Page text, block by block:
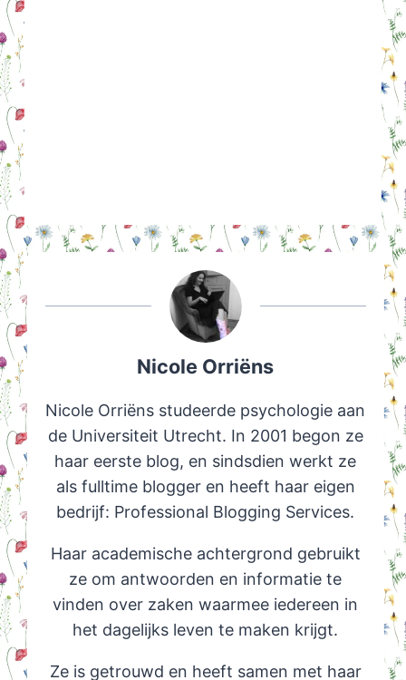
Nicole Orriëns
Nicole Orriëns studeerde psychologie aan
de Universiteit Utrecht. In 2001 begon ze
haar eerste blog, en sindsdien werkt ze
als fulltime blogger en heeft haar eigen
bedrijf: Professional Blogging Services.
Haar academische achtergrond gebruikt
ze om antwoorden en informatie te
vinden over zaken waarmee iedereen in
het dagelijks leven te maken krijgt.
Ze is getrouwd en heeft samen met haar